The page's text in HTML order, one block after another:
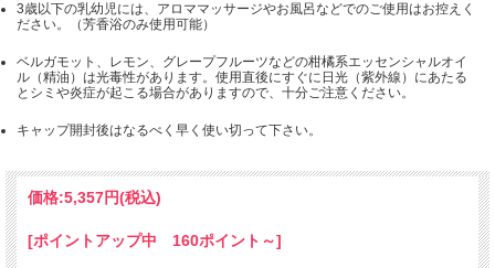
3歳以下の乳幼児には、アロママッサージやお風呂などでのご使用はお控えく
ださい。（芳香浴のみ使用可能）
ベルガモット、レモン、グレープフルーツなどの柑橘系エッセンシャルオイ
ル（精油）は光毒性があります。使用直後にすぐに日光（紫外線）にあたる
とシミや炎症が起こる場合がありますので、十分ご注意ください。
キャップ開封後はなるべく早く使い切って下さい。
価格:5,357円(税込)
[ポイントアップ中 160ポイント～]